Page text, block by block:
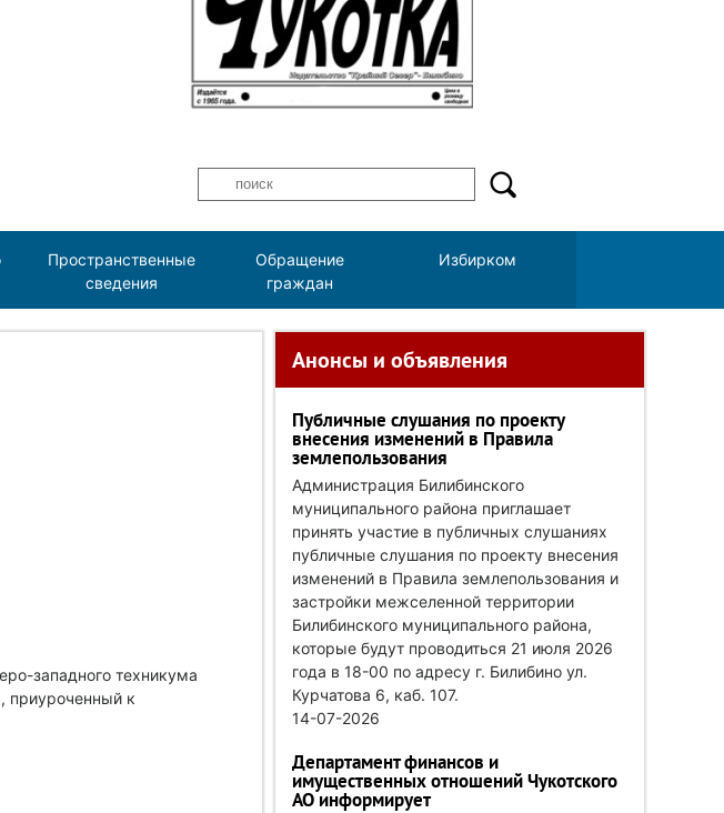
Пространственные
сведения
Обращение
граждан
Избирком
западного техникума
приуроченный к
Анонсы и объявления
Публичные слушания по проекту
внесения изменений в Правила
землепользования
Администрация Билибинского
муниципального района приглашает
принять участие в публичных слушаниях
публичные слушания по проекту внесения
изменений в Правила землепользования и
застройки межселенной территории
Билибинского муниципального района,
которые будут проводиться 21 июля 2026
года в 18-00 по адресу г. Билибино ул.
Курчатова 6, каб. 107.
14-07-2026
Департамент финансов и
имущественных отношений Чукотского
АО информирует